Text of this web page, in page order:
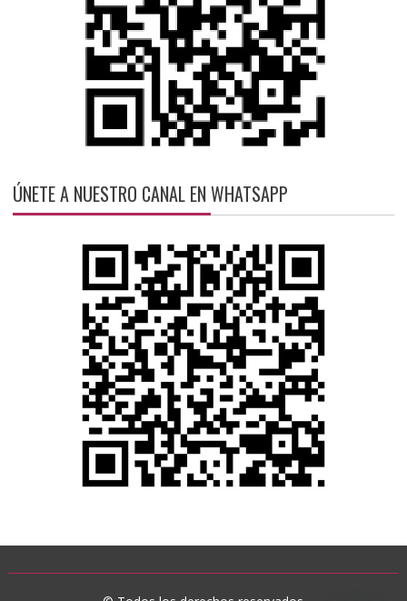
ÚNETE A NUESTRO CANAL EN WHATSAPP